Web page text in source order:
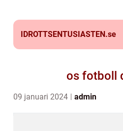
IDROTTSENTUSIASTEN.se
os fotboll
09 januari 2024 admin